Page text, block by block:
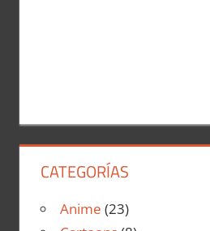
CATEGORÍAS
Anime (23)